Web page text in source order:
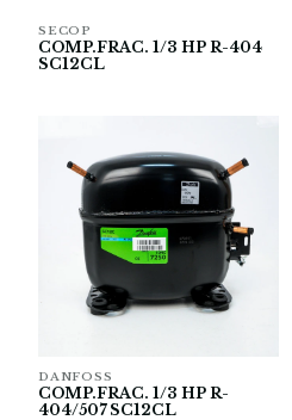
SECOP
COMP.FRAC. 1/3 HP R-404
SC12CL
DANFOSS
COMP.FRAC. 1/3 HP R-
404/507 SC12CL